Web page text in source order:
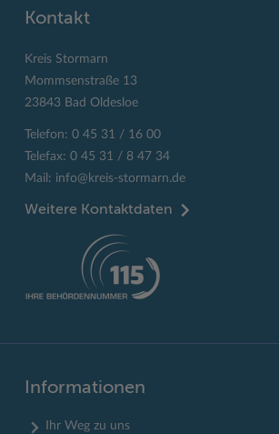
Kontakt
Kreis Stormarn
Mommsenstraße 13
23843 Bad Oldesloe
Telefon: 0 45 31 / 16 00
Telefax: 0 45 31 / 8 47 34
Mail: info@kreis-stormarn.de
Weitere Kontaktdaten
Informationen
Ihr Weg zu uns